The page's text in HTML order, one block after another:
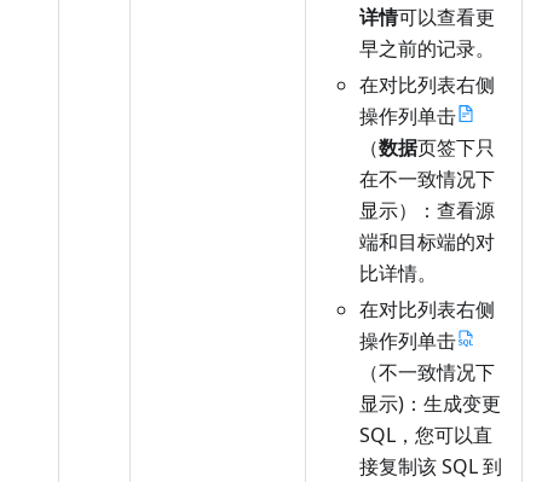
详情可以查看更
早之前的记录。
在对比列表右侧
操作列单击
（数据页签下只
在不一致情况下
显示）：查看源
端和目标端的对
比详情。
在对比列表右侧
操作列单击
（不一致情况下
显示)：生成变更
SQL，您可以直
接复制该 SQL 到